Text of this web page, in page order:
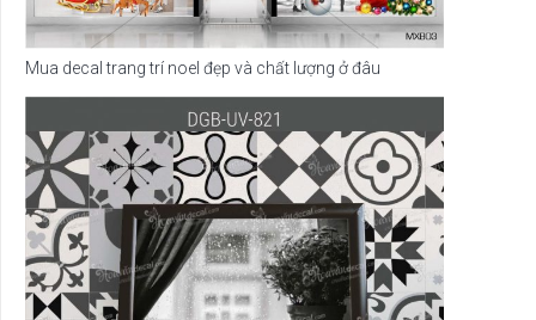
Mua decal trang trí noel đẹp và chất lượng ở đâu